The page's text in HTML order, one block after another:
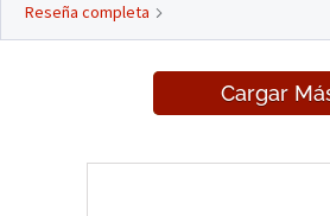
Reseña completa
Cargar